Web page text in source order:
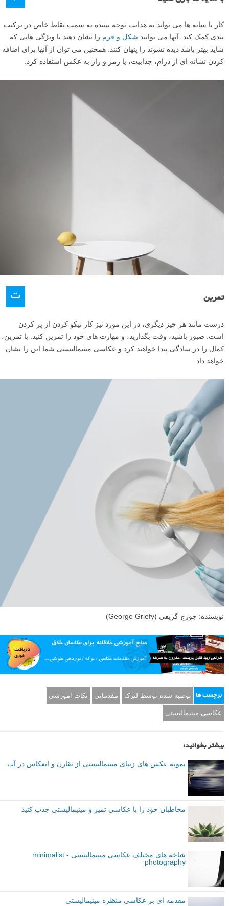
کار با سایه ها می تواند به هدایت توجه بیننده به سمت نقاط خاص در ترکیب
بندی کمک کند. آنها می توانند شکل و فرم را نشان دهند یا ویژگی هایی که
شاید بهتر باشد دیده نشوند را پنهان کنند. همچنین می توان از آنها برای اضافه
کردن نشانه ای از درام، جذابیت، یا رمز و راز به عکس استفاده کرد.
ت تمرین
درست مانند هر چیز دیگری، در این مورد نیز کار نیکو کردن از پر کردن
است. صبور باشید، وقت بگذارید، و مهارت های خود را تمرین کنید. با تمرین،
کمال را در سادگی پیدا خواهید کرد و عکاسی مینیمالیستی شما این را نشان
خواهد داد.
نویسنده: جورج گریفی (George Griefy)
برچسب ها توصیه شده توسط لنزک مقدماتی نکات آموزشی
عکاسی مینیمالیستی
بیشتر بخوانید:
نمونه عکس های زیبای مینیمالیستی از تقارن و انعکاس در آب
مخاطبان خود را با عکاسی تمیز و مینیمالیستی جذب کنید
شاخه های مختلف عکاسی مینیمالیستی - minimalist
photography
مقدمه ای بر عکاسی منظره مینیمالیستی